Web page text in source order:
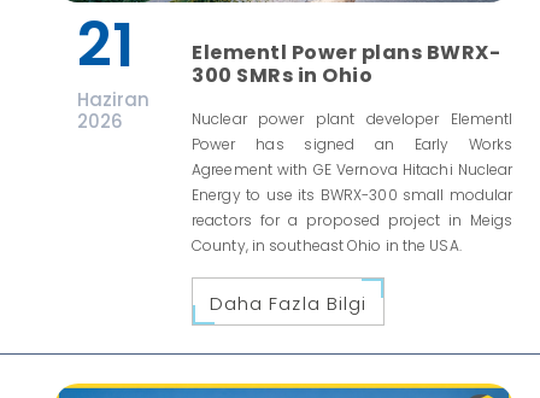
21
Haziran
2026
Elementl Power plans BWRX-
300 SMRs in Ohio
Nuclear power plant developer Elementl
Power has signed an Early Works
Agreement with GE Vernova Hitachi Nuclear
Energy to use its BWRX-300 small modular
reactors for a proposed project in Meigs
County, in southeast Ohio in the USA.
Daha Fazla Bilgi